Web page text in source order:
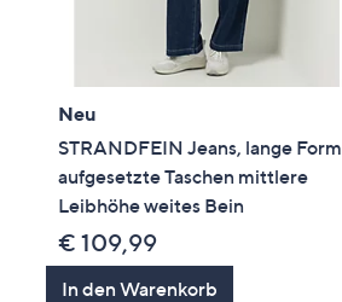
Neu
STRANDFEIN Jeans, lange Form
aufgesetzte Taschen mittlere
Leibhöhe weites Bein
€ 109,99
In den Warenkorb